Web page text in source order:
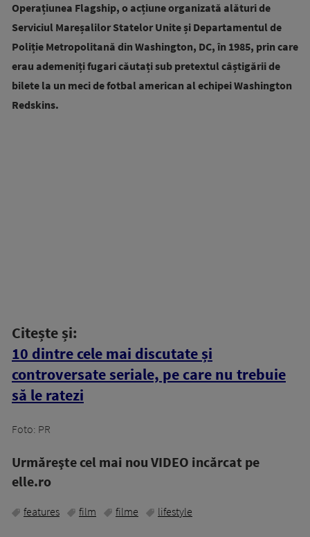
Operațiunea Flagship, o acțiune organizată alături de
Serviciul Mareșalilor Statelor Unite și Departamentul de
Poliție Metropolitană din Washington, DC, în 1985, prin care
erau ademeniți fugari căutați sub pretextul câștigării de
bilete la un meci de fotbal american al echipei Washington
Redskins.
Citește și:
10 dintre cele mai discutate și
controversate seriale, pe care nu trebuie
să le ratezi
Foto: PR
Urmăreşte cel mai nou VIDEO incărcat pe
elle.ro
features film filme lifestyle